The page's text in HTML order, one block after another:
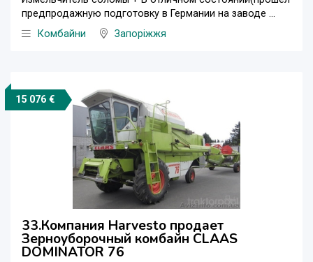
предпродажную подготовку в Германии на заводе ...
Комбайни
Запоріжжя
15 076 €
33.Компания Harvesto продает
Зерноуборочный комбайн CLAAS
DOMINATOR 76